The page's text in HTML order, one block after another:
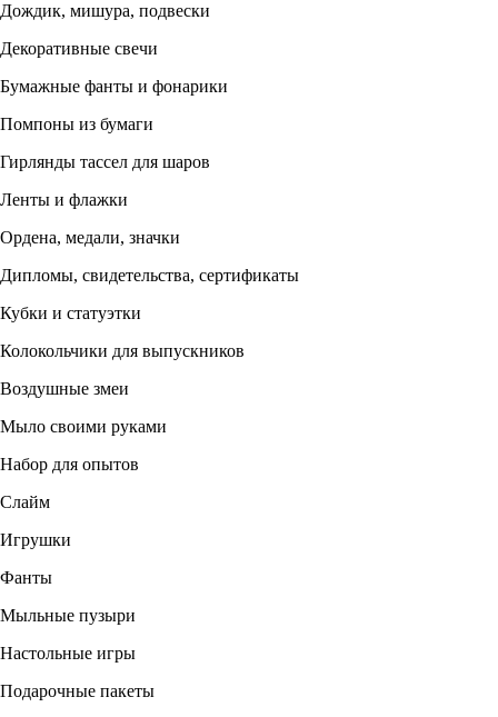
Дождик, мишура, подвески
Декоративные свечи
Бумажные фанты и фонарики
Помпоны из бумаги
Гирлянды тассел для шаров
Ленты и флажки
Ордена, медали, значки
Дипломы, свидетельства, сертификаты
Кубки и статуэтки
Колокольчики для выпускников
Воздушные змеи
Мыло своими руками
Набор для опытов
Слайм
Игрушки
Фанты
Мыльные пузыри
Настольные игры
Подарочные пакеты